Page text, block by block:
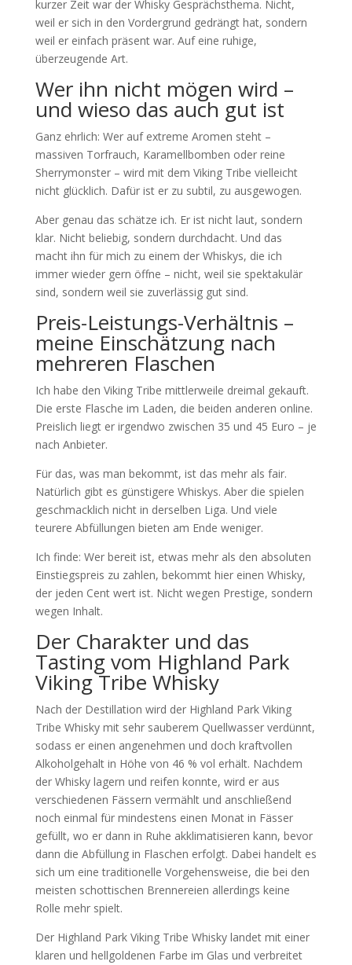
kurzer Zeit war der Whisky Gesprächsthema. Nicht,
weil er sich in den Vordergrund gedrängt hat, sondern
weil er einfach präsent war. Auf eine ruhige,
überzeugende Art.
Wer ihn nicht mögen wird –
und wieso das auch gut ist
Ganz ehrlich: Wer auf extreme Aromen steht –
massiven Torfrauch, Karamellbomben oder reine
Sherrymonster – wird mit dem Viking Tribe vielleicht
nicht glücklich. Dafür ist er zu subtil, zu ausgewogen.
Aber genau das schätze ich. Er ist nicht laut, sondern
klar. Nicht beliebig, sondern durchdacht. Und das
macht ihn für mich zu einem der Whiskys, die ich
immer wieder gern öffne – nicht, weil sie spektakulär
sind, sondern weil sie zuverlässig gut sind.
Preis-Leistungs-Verhältnis –
meine Einschätzung nach
mehreren Flaschen
Ich habe den Viking Tribe mittlerweile dreimal gekauft.
Die erste Flasche im Laden, die beiden anderen online.
Preislich liegt er irgendwo zwischen 35 und 45 Euro – je
nach Anbieter.
Für das, was man bekommt, ist das mehr als fair.
Natürlich gibt es günstigere Whiskys. Aber die spielen
geschmacklich nicht in derselben Liga. Und viele
teurere Abfüllungen bieten am Ende weniger.
Ich finde: Wer bereit ist, etwas mehr als den absoluten
Einstiegspreis zu zahlen, bekommt hier einen Whisky,
der jeden Cent wert ist. Nicht wegen Prestige, sondern
wegen Inhalt.
Der Charakter und das
Tasting vom Highland Park
Viking Tribe Whisky
Nach der Destillation wird der Highland Park Viking
Tribe Whisky mit sehr sauberem Quellwasser verdünnt,
sodass er einen angenehmen und doch kraftvollen
Alkoholgehalt in Höhe von 46 % vol erhält. Nachdem
der Whisky lagern und reifen konnte, wird er aus
verschiedenen Fässern vermählt und anschließend
noch einmal für mindestens einen Monat in Fässer
gefüllt, wo er dann in Ruhe akklimatisieren kann, bevor
dann die Abfüllung in Flaschen erfolgt. Dabei handelt es
sich um eine traditionelle Vorgehensweise, die bei den
meisten schottischen Brennereien allerdings keine
Rolle mehr spielt.
Der Highland Park Viking Tribe Whisky landet mit einer
klaren und hellgoldenen Farbe im Glas und verbreitet